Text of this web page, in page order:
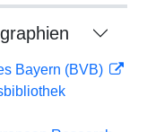
Bayern (BVB)